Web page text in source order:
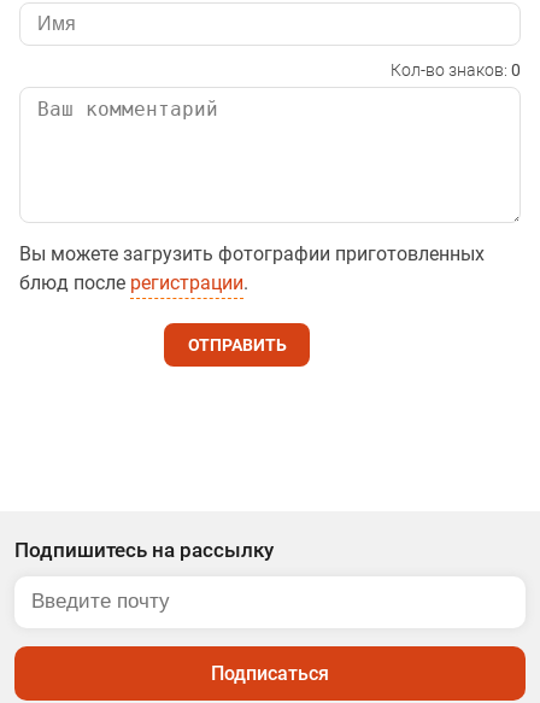
Кол-во знаков: 0
Вы можете загрузить фотографии приготовленных
блюд после регистрации.
ОТПРАВИТЬ
Подпишитесь на рассылку
Подписаться